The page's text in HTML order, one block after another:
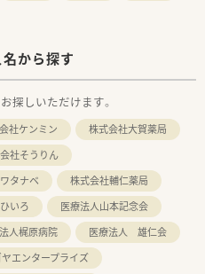
から探す
探しいただけます。
社ケンミン
株式会社大賀薬局
社そうりん
タナベ
株式会社輔仁薬局
いろ
医療法人山本記念会
人梶原病院
医療法人 雄仁会
エンタープライズ